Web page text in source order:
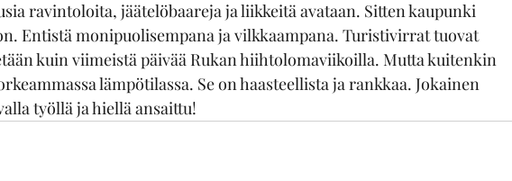
ravintoloita, jäätelöbaareja ja liikkeitä avataan. Sitten kaupunki
Entistä monipuolisempana ja vilkkaampana. Turistivirrat tuovat
kuin viimeistä päivää Rukan hiihtolomaviikoilla. Mutta kuitenkin
lämpötilassa. Se on haasteellista ja rankkaa. Jokainen
työllä ja hiellä ansaittu!